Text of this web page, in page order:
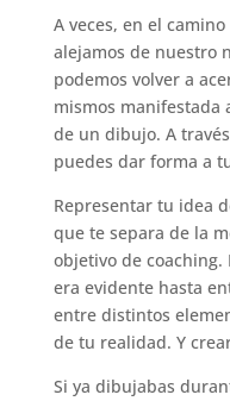
A veces, en el
alejamos de nuestro
podemos volver a
mismos manifestada
de un dibujo. A
puedes dar forma a
Representar tu idea
que te separa de la
objetivo de
era evidente hasta
entre distintos
de tu realidad. Y
Si ya dibujabas